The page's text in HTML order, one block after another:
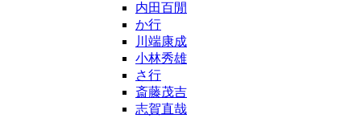
内田百閒
か行
川端康成
小林秀雄
さ行
斎藤茂吉
志賀直哉